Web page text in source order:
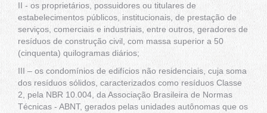
II - os proprietários, possuidores ou titulares de
estabelecimentos públicos, institucionais, de prestação de
serviços, comerciais e industriais, entre outros, geradores de
resíduos de construção civil, com massa superior a 50
(cinquenta) quilogramas diários;
III – os condomínios de edifícios não residenciais, cuja soma
dos resíduos sólidos, caracterizados como resíduos Classe
2, pela NBR 10.004, da Associação Brasileira de Normas
Técnicas - ABNT, gerados pelas unidades autônomas que os